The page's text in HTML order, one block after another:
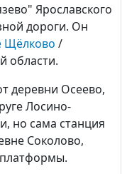
Ярославского
дороги. Он
Щёлково /
области.
деревни Осеево,
Лосино-
но сама станция
Соколово,